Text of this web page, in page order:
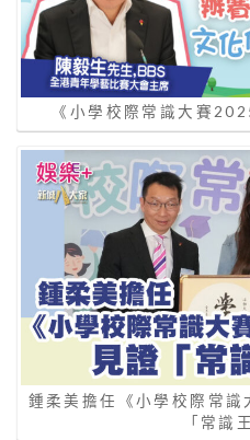
《小學校際常識大賽
鍾柔美擔任《小學校際常
「常識